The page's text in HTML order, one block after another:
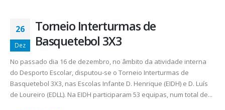
26
Dez
Torneio Interturmas de
Basquetebol 3X3
No passado dia 16 de dezembro, no âmbito da atividade interna
do Desporto Escolar, disputou-se o Torneio Interturmas de
Basquetebol 3X3, nas Escolas Infante D. Henrique (EIDH) e D. Luís
de Loureiro (EDLL). Na EIDH participaram 53 equipas, num total de...